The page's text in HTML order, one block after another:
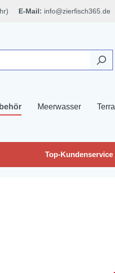
E-Mail: info@zierfisch365.de
Meerwasser
Top-Kundenservice